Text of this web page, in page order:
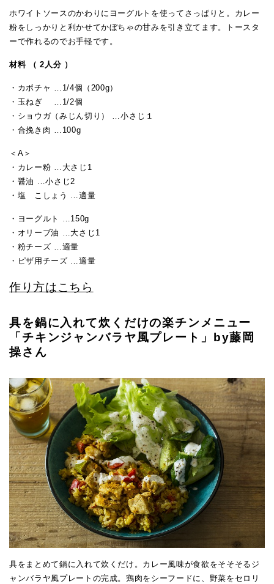
ホワイトソースのかわりにヨーグルトを使ってさっぱりと。カレー
粉をしっかりと利かせてかぼちゃの甘みを引き立てます。トースタ
ーで作れるのでお手軽です。
材料 （ 2人分 ）
・カボチャ …1/4個（200g）
・玉ねぎ …1/2個
・ショウガ（みじん切り） …小さじ１
・合挽き肉 …100g
＜A＞
・カレー粉 …大さじ1
・醤油 …小さじ2
・塩 こしょう …適量
・ヨーグルト …150g
・オリーブ油 …大さじ1
・粉チーズ …適量
・ピザ用チーズ …適量
作り方はこちら
具を鍋に入れて炊くだけの楽チンメニュー
「チキンジャンバラヤ風プレート」by藤岡
操さん
具をまとめて鍋に入れて炊くだけ。カレー風味が食欲をそそそるジ
ャンバラヤ風プレートの完成。鶏肉をシーフードに、野菜をセロリ